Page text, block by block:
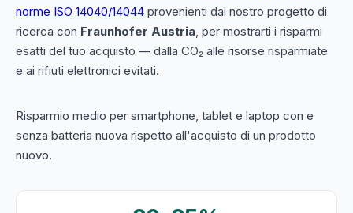
norme ISO 14040/14044 provenienti dal nostro progetto di
ricerca con Fraunhofer Austria, per mostrarti i risparmi
esatti del tuo acquisto — dalla CO₂ alle risorse risparmiate
e ai rifiuti elettronici evitati.
Risparmio medio per smartphone, tablet e laptop con e
senza batteria nuova rispetto all'acquisto di un prodotto
nuovo.